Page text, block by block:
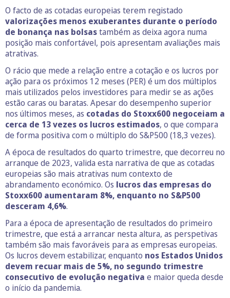
O facto de as cotadas europeias terem registado
valorizações menos exuberantes durante o período
de bonança nas bolsastambém as deixa agora numa
posição mais confortável, pois apresentam avaliações mais
atrativas.
O rácio que mede a relação entre a cotação e os lucros por
ação para os próximos 12 meses (PER) é um dos múltiplos
mais utilizados pelos investidores para medir se as ações
estão caras ou baratas. Apesar do desempenho superior
nos últimos meses, as cotadas do Stoxx600 negoceiam a
cerca de 13 vezes os lucros estimados, o que compara
de forma positiva com o múltiplo do S&P500 (18,3 vezes).
A época de resultados do quarto trimestre, que decorreu no
arranque de 2023, valida esta narrativa de que as cotadas
europeias são mais atrativas num contexto de
abrandamento económico. Os lucros das empresas do
Stoxx600 aumentaram 8%, enquanto no S&P500
desceram 4,6%.
Para a época de apresentação de resultados do primeiro
trimestre, que está a arrancar nesta altura, as perspetivas
também são mais favoráveis para as empresas europeias.
Os lucros devem estabilizar, enquanto nos Estados Unidos
devem recuar mais de 5%, no segundo trimestre
consecutivo de evolução negativa e maior queda desde
o início da pandemia.